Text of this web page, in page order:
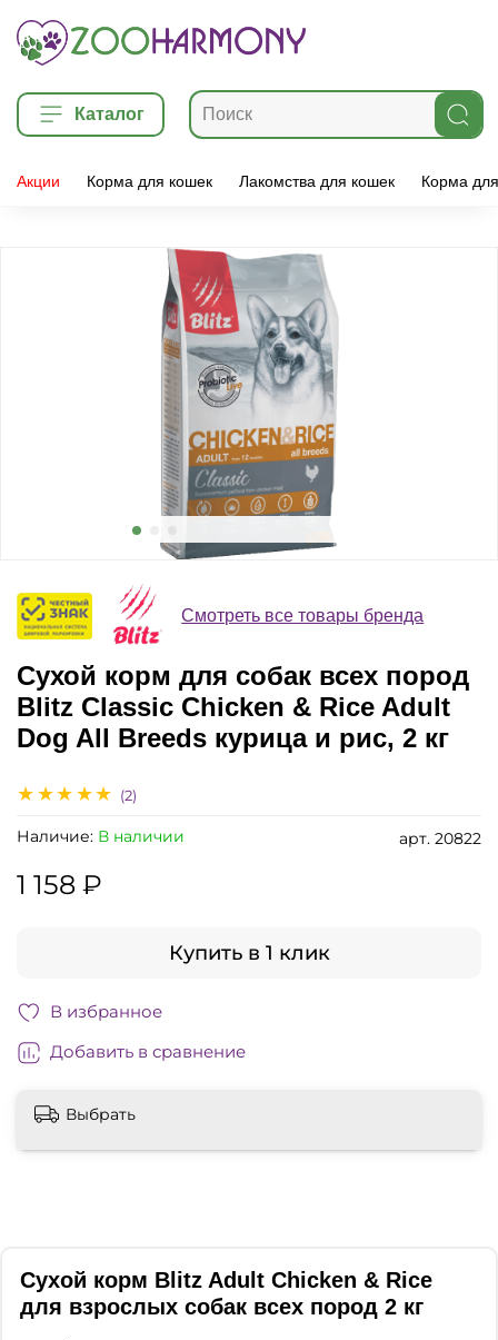
Каталог
Акции Корма для кошек Лакомства для кошек Корма
(2)
арт. 20822
Наличие: В наличии
Смотреть все товары бренда
Сухой корм для собак всех пород
Blitz Classic Chicken & Rice Adult
Dog All Breeds курица и рис, 2 кг
1 158 ₽
Купить в 1 клик
В избранное
Добавить в сравнение
Выбрать
Сухой корм Blitz Adult Chicken & Rice
для взрослых собак всех пород 2 кг